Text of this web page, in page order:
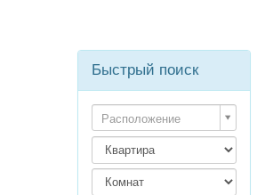
Быстрый поиск
Расположение